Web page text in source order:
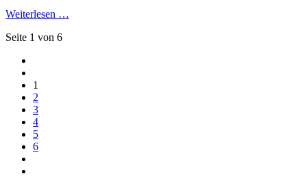
Weiterlesen …
Seite 1 von 6
1
2
3
4
5
6